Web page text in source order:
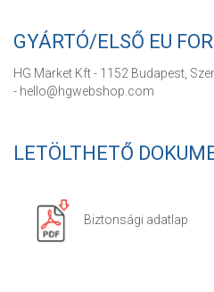
GYÁRTÓ/ELSŐ EU
HG Market Kft - 1152 Budapest,
- hello@hgwebshop.com
LETÖLTHETŐ
Biztonsági adatlap